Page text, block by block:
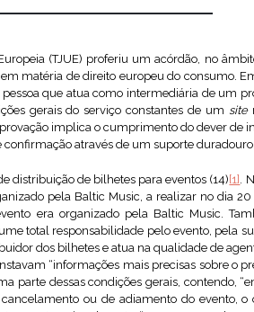
(TJUE) proferiu um acórdão, no
matéria de direito europeu do consumo.
que atua como intermediária de um
gerais do serviço constantes de um site
implica o cumprimento do dever de
através de um suporte duradouro.
distribuição de bilhetes para eventos (14)[1] .
pela Baltic Music, a realizar no dia
era organizado pela Baltic Music.
total responsabilidade pelo evento, pela
dos bilhetes e atua na qualidade de
“informações mais precisas sobre o
parte dessas condições gerais, contendo,
ou de adiamento do evento, o